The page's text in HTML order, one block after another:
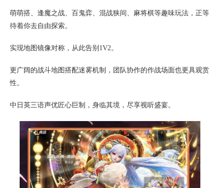
萌萌搭、逢魔之战、百鬼弈、混战狭间、麻将棋等趣味玩法，正等
待着你去自由探索。
实现地图镜像对称，从此告别1V2。
更广阔的战斗地图搭配迷雾机制，团队协作的作战场面也更具观赏
性。
中日英三语声优匠心巨制，身临其境，尽享视听盛宴。